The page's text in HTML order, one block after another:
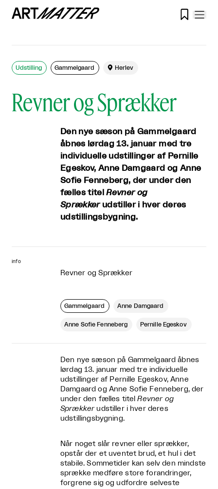

Revner og Sprækker
Udstilling Gammelgaard  Herlev
Den nye sæson på Gammelgaard
åbnes lørdag 13. januar med tre
individuelle udstillinger af Pernille
Egeskov, Anne Damgaard og Anne
Sofie Fenneberg, der under den
fælles titelRevner og
Sprækkerudstiller i hver deres
udstillingsbygning.
info
Revner og Sprækker
Gammelgaard Anne Damgaard
Anne Sofie Fenneberg Pernille Egeskov
Den nye sæson på Gammelgaard åbnes
lørdag 13. januar med tre individuelle
udstillinger af Pernille Egeskov, Anne
Damgaard og Anne Sofie Fenneberg, der
under den fælles titelRevner og
Sprækkerudstiller i hver deres
udstillingsbygning.
Når noget slår revner eller sprækker,
opstår der et uventet brud, et hul i det
stabile. Sommetider kan selv den mindste
sprække medføre store forandringer,
forgrene sig og udfordre selveste